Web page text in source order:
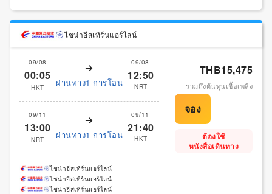
ไชน่าอีสเทิร์นแอร์ไลน์
09/08
00:05
HKT ผ่านทาง1 การโอน
09/08
12:50
NRT
09/11
13:00
NRT ผ่านทาง1 การโอน
09/11
21:40
HKT
THB15,475
รวมถึงต้นทุนเชื้อเพลิง
ต้องใช้
หนังสือเดินทาง
ไชน่าอีสเทิร์นแอร์ไลน์
ไชน่าอีสเทิร์นแอร์ไลน์
ไชน่าอีสเทิร์นแอร์ไลน์